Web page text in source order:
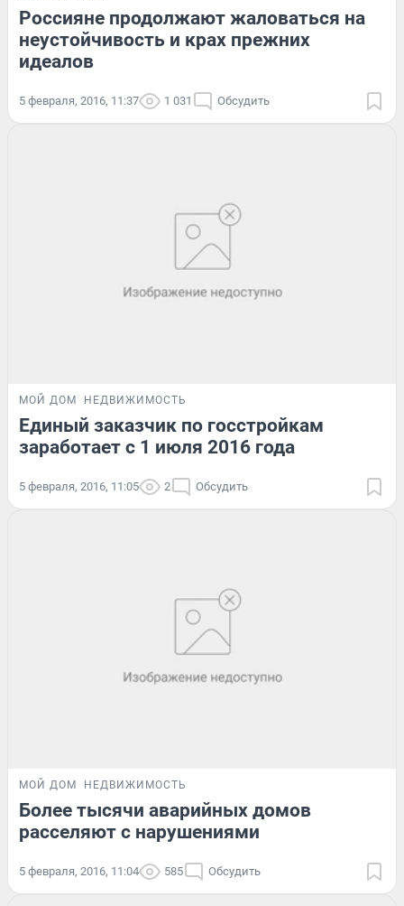
Россияне продолжают жаловаться на
неустойчивость и крах прежних
идеалов
5 февраля, 2016, 11:37 1 031 Обсудить
МОЙ ДОМ НЕДВИЖИМОСТЬ
Единый заказчик по госстройкам
заработает с 1 июля 2016 года
5 февраля, 2016, 11:05 2 Обсудить
МОЙ ДОМ НЕДВИЖИМОСТЬ
Более тысячи аварийных домов
расселяют с нарушениями
5 февраля, 2016, 11:04 585 Обсудить